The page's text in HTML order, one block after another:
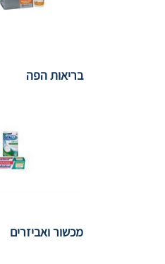
בריאות הפה
מכשור ואביזרים